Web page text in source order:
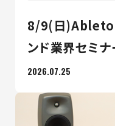
オープン
キャンパス
神戸電子をもっと知る
資料請求
8/9(日
ンド業界セミナ
2026.07.25